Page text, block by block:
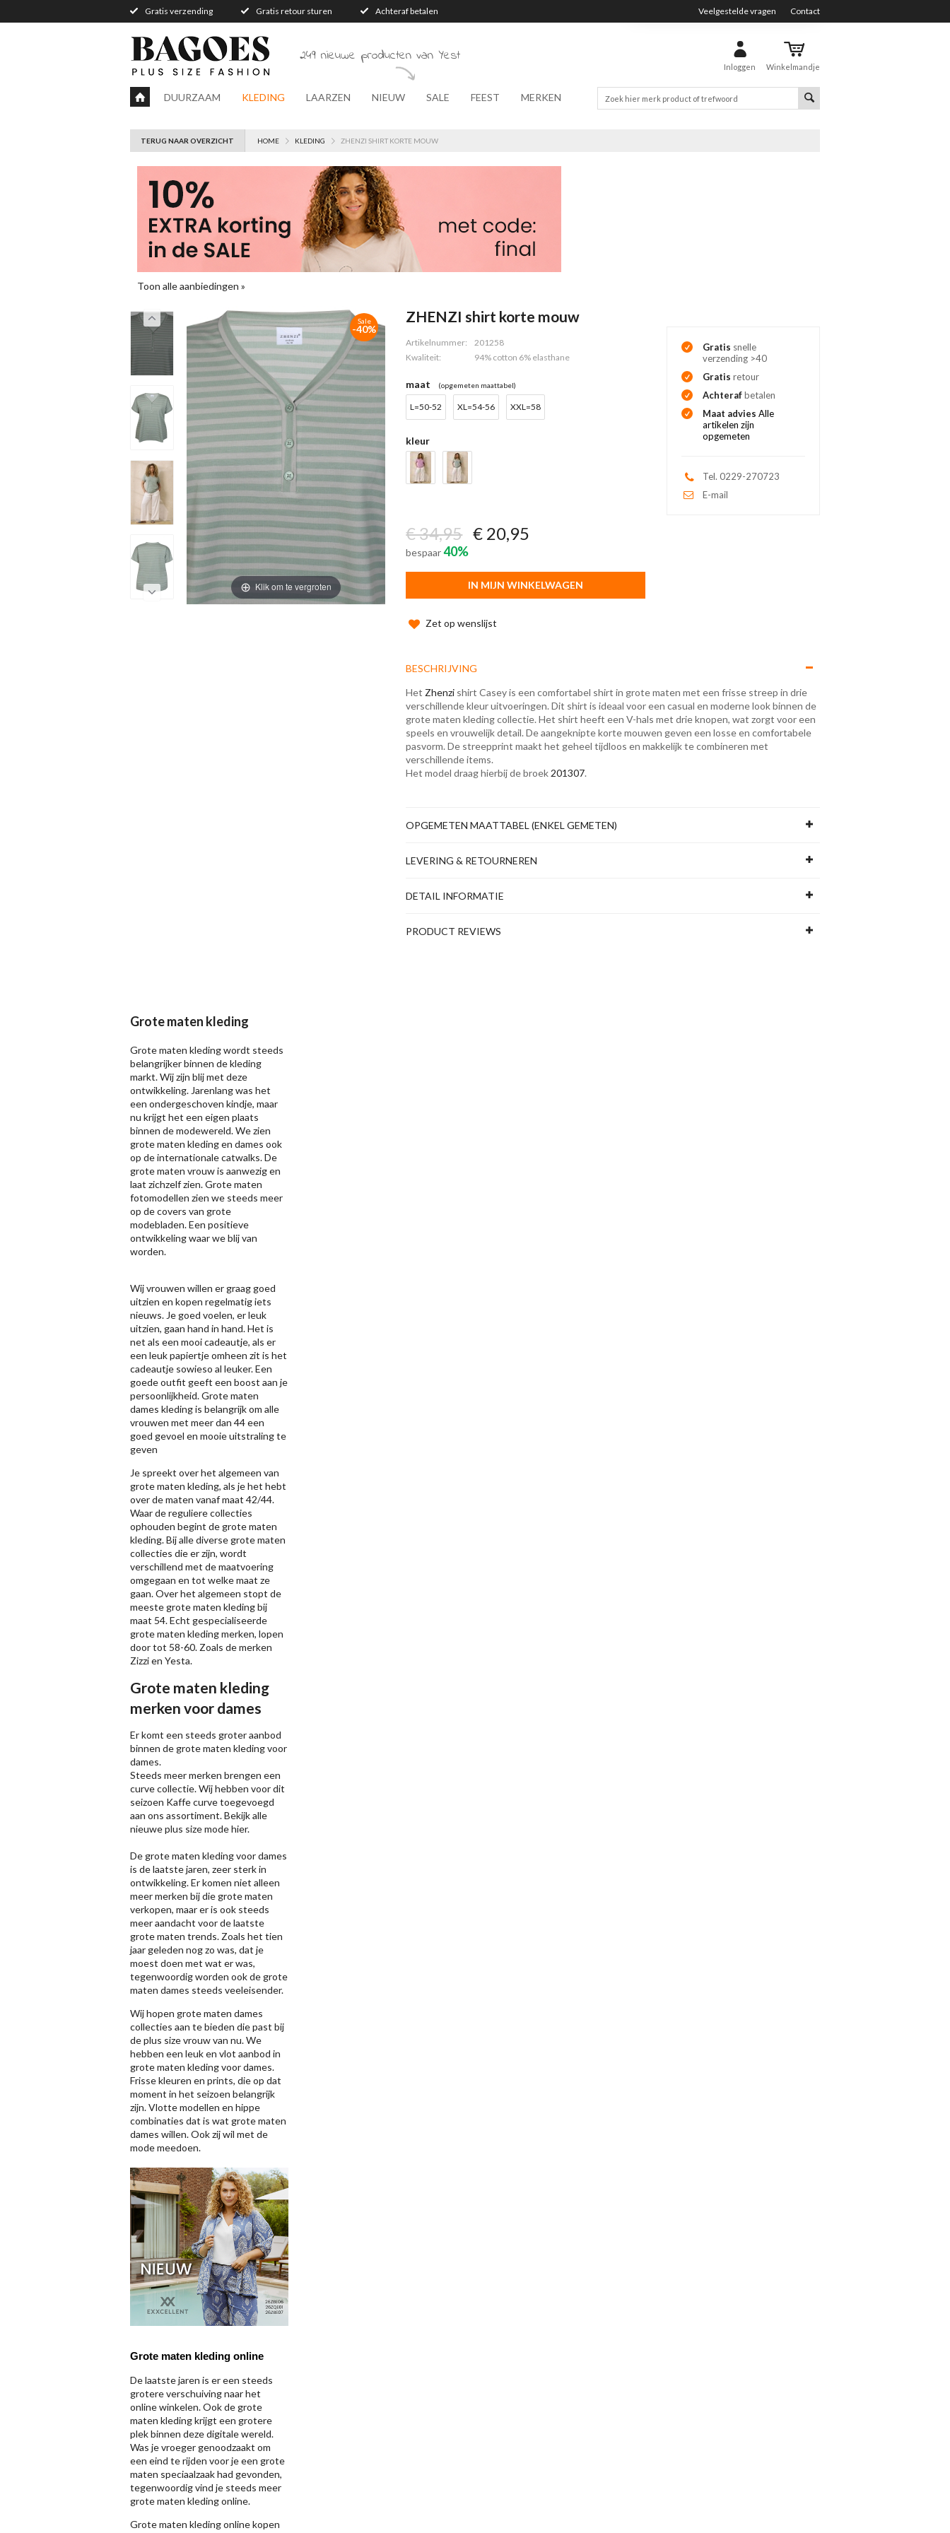
Gratis verzending Gratis retour sturen Achteraf betalen Veelgestelde vragen Contact
Inloggen Winkelmandje
249 nieuwe producten van Yest
DUURZAAM KLEDING LAARZEN NIEUW SALE FEEST MERKEN
TERUG NAAR OVERZICHT HOME KLEDING ZHENZI SHIRT KORTE MOUW
Toon alle aanbiedingen »
Klik om te vergroten
Sale
-40%
ZHENZI shirt korte mouw
Artikelnummer:
201258
Kwaliteit:
94% cotton 6% elasthane
maat (opgemeten maattabel)
L=50-52 XL=54-56 XXL=58
kleur
€ 34,95 € 20,95
bespaar40%
IN MIJN WINKELWAGEN
Zet op wenslijst
Gratis snelle
verzending >40
Gratis retour
Achterafbetalen
Maat adviesAlle
artikelen zijn
opgemeten
Tel. 0229-270723
E-mail
BESCHRIJVING
Het Zhenzi shirt Casey is een comfortabel shirt in grote maten met een frisse streep in drie
verschillende kleur uitvoeringen. Dit shirt is ideaal voor een casual en moderne look binnen de
grote maten kleding collectie. Het shirt heeft een V-hals met drie knopen, wat zorgt voor een
speels en vrouwelijk detail. De aangeknipte korte mouwen geven een losse en comfortabele
pasvorm. De streepprint maakt het geheel tijdloos en makkelijk te combineren met
verschillende items.
Het model draag hierbij de broek 201307.
OPGEMETEN MAATTABEL (ENKEL GEMETEN)
LEVERING & RETOURNEREN
DETAIL INFORMATIE
PRODUCT REVIEWS
Grote maten kleding
Grote maten kleding wordt steeds
belangrijker binnen de kleding
markt. Wij zijn blij met deze
ontwikkeling. Jarenlang was het
een ondergeschoven kindje, maar
nu krijgt het een eigen plaats
binnen de modewereld. We zien
grote maten kleding en dames ook
op de internationale catwalks. De
grote maten vrouw is aanwezig en
laat zichzelf zien. Grote maten
fotomodellen zien we steeds meer
op de covers van grote
modebladen. Een positieve
ontwikkeling waar we blij van
worden.
Wij vrouwen willen er graag goed
uitzien en kopen regelmatig iets
nieuws. Je goed voelen, er leuk
uitzien, gaan hand in hand. Het is
net als een mooi cadeautje, als er
een leuk papiertje omheen zit is het
cadeautje sowieso al leuker. Een
goede outfit geeft een boost aan je
persoonlijkheid. Grote maten
dames kleding is belangrijk om alle
vrouwen met meer dan 44 een
goed gevoel en mooie uitstraling te
geven
Je spreekt over het algemeen van
grote maten kleding, als je het hebt
over de maten vanaf maat 42/44.
Waar de reguliere collecties
ophouden begint de grote maten
kleding. Bij alle diverse grote maten
collecties die er zijn, wordt
verschillend met de maatvoering
omgegaan en tot welke maat ze
gaan. Over het algemeen stopt de
meeste grote maten kleding bij
maat 54. Echt gespecialiseerde
grote maten kleding merken, lopen
door tot 58-60. Zoals de merken
Zizzien Yesta.
Grote maten kleding
merken voor dames
Er komt een steeds groter aanbod
binnen de grote maten kleding voor
dames.
Steeds meer merken brengen een
curve collectie. Wij hebben voor dit
seizoen Kaffecurve toegevoegd
aan ons assortiment. Bekijk alle
nieuweplus size modehier.
De grote maten kleding voor dames
is de laatste jaren, zeer sterk in
ontwikkeling. Er komen niet alleen
meer merken bij die grote maten
verkopen, maar er is ook steeds
meer aandacht voor de laatste
grote maten trends. Zoals het tien
jaar geleden nog zo was, dat je
moest doen met wat er was,
tegenwoordig worden ook de grote
maten dames steeds veeleisender.
Wij hopen grote maten dames
collecties aan te bieden die past bij
de plus size vrouw van nu. We
hebben een leuk en vlot aanbod in
grote maten kleding voor dames.
Frisse kleuren en prints, die op dat
moment in het seizoen belangrijk
zijn. Vlotte modellen en hippe
combinaties dat is wat grote maten
dames willen. Ook zij wil met de
mode meedoen.
Grote maten kleding online
De laatste jaren is er een steeds
grotere verschuiving naar het
online winkelen. Ook de grote
maten kleding krijgt een grotere
plek binnen deze digitale wereld.
Was je vroeger genoodzaakt om
een eind te rijden voor je een grote
maten speciaalzaak had gevonden,
tegenwoordig vind je steeds meer
grote maten kleding online.
Grote maten kleding online kopen